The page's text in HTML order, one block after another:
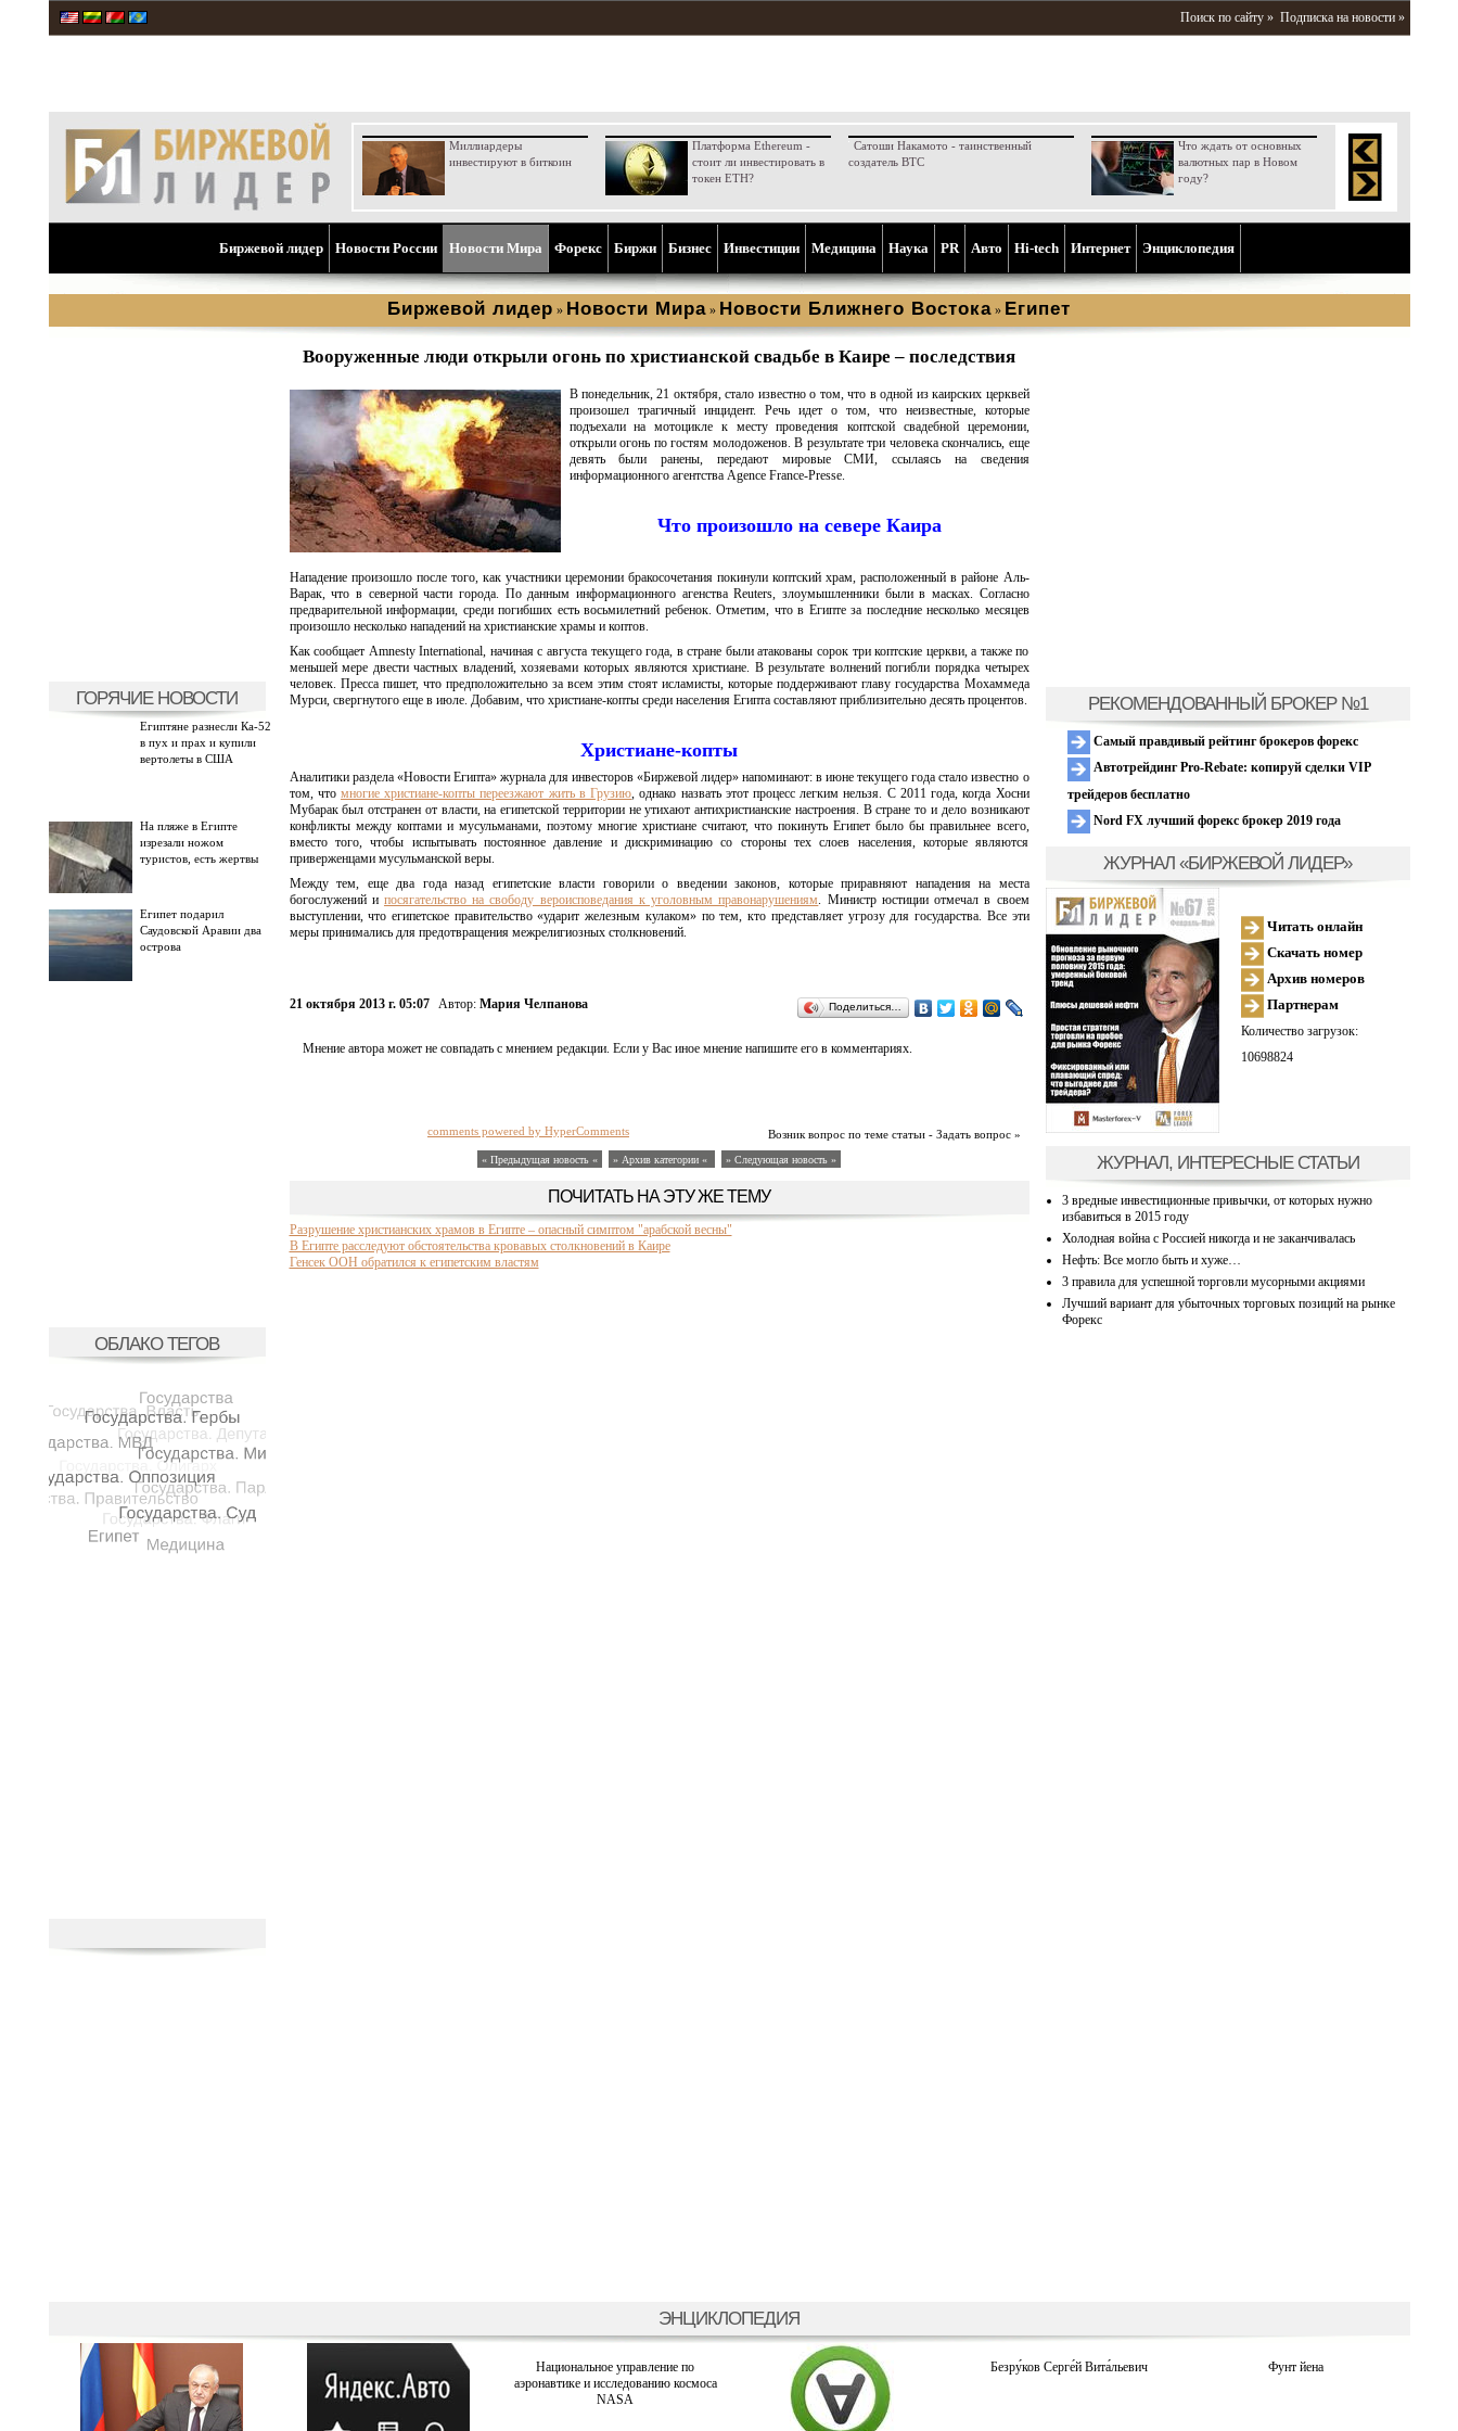
Поиск по сайту » Подписка на новости »
Миллиардеры
инвестируют в биткоин
Платформа Ethereum -
стоит ли инвестировать в
токен ETH?
Сатоши Накамото - таинственный
создатель BTC
Что ждать от основных
валютных пар в Новом
году?
Биржевой лидер Новости России Новости Мира Форекс Биржи Бизнес Инвестиции Медицина Наука PR Aвто Hi-tech Интернет Энциклопедия
Биржевой лидер » Новости Мира » Новости Ближнего Востока » Египет
ГОРЯЧИЕ НОВОСТИ
Египтяне разнесли Ка-52
в пух и прах и купили
вертолеты в США
На пляже в Египте
изрезали ножом
туристов, есть жертвы
Египет подарил
Саудовской Аравии два
острова
ОБЛАКО ТЕГОВ
Вооруженные люди открыли огонь по христианской свадьбе в Каире – последствия
В понедельник, 21 октября, стало известно о том, что в одной из каирских церквей
произошел трагичный инцидент. Речь идет о том, что неизвестные, которые
подъехали на мотоцикле к месту проведения коптской свадебной церемонии,
открыли огонь по гостям молодоженов. В результате три человека скончались, еще
девять были ранены, передают мировые СМИ, ссылаясь на сведения
информационного агентства Agence France-Presse.
Что произошло на севере Каира
Нападение произошло после того, как участники церемонии бракосочетания покинули коптский храм, расположенный в районе Аль-
Варак, что в северной части города. По данным информационного агенства Reuters, злоумышленники были в масках. Согласно
предварительной информации, среди погибших есть восьмилетний ребенок. Отметим, что в Египте за последние несколько месяцев
произошло несколько нападений на христианские храмы и коптов.
Как сообщает Amnesty International, начиная с августа текущего года, в стране были атакованы сорок три коптские церкви, а также по
меньшей мере двести частных владений, хозяевами которых являются христиане. В результате волнений погибли порядка четырех
человек. Пресса пишет, что предположительно за всем этим стоят исламисты, которые поддерживают главу государства Мохаммеда
Мурси, свергнутого еще в июле. Добавим, что христиане-копты среди населения Египта составляют приблизительно десять процентов.
Христиане-копты
Аналитики раздела «Новости Египта» журнала для инвесторов «Биржевой лидер» напоминают: в июне текущего года стало известно о
том, что многие христиане-копты переезжают жить в Грузию, однако назвать этот процесс легким нельзя. С 2011 года, когда Хосни
Мубарак был отстранен от власти, на египетской территории не утихают антихристианские настроения. В стране то и дело возникают
конфликты между коптами и мусульманами, поэтому многие христиане считают, что покинуть Египет было бы правильнее всего,
вместо того, чтобы испытывать постоянное давление и дискриминацию со стороны тех слоев населения, которые являются
приверженцами мусульманской веры.
Между тем, еще два года назад египетские власти говорили о введении законов, которые приравняют нападения на места
богослужений и посягательство на свободу вероисповедания к уголовным правонарушениям. Министр юстиции отмечал в своем
выступлении, что египетское правительство «ударит железным кулаком» по тем, кто представляет угрозу для государства. Все эти
меры принимались для предотвращения межрелигиозных столкновений.
21 октября 2013 г. 05:07 Автор: Мария Челпанова Поделиться…
Мнение автора может не совпадать с мнением редакции. Если у Вас иное мнение напишите его в комментариях.
Возник вопрос по теме статьи - Задать вопрос »
comments powered by HyperComments
« Предыдущая новость « » Архив категории « » Следующая новость »
ПОЧИТАТЬ НА ЭТУ ЖЕ ТЕМУ
Разрушение христианских храмов в Египте – опасный симптом "арабской весны"
В Египте расследуют обстоятельства кровавых столкновений в Каире
Генсек ООН обратился к египетским властям
РЕКОМЕНДОВАННЫЙ БРОКЕР №1
Самый правдивый рейтинг брокеров форекс
Автотрейдинг Pro-Rebate: копируй сделки VIP
трейдеров бесплатно
Nord FX лучший форекс брокер 2019 года
ЖУРНАЛ «БИРЖЕВОЙ ЛИДЕР»
Читать онлайн
Скачать номер
Архив номеров
Партнерам
Количество загрузок:
10698824
ЖУРНАЛ, ИНТЕРЕСНЫЕ СТАТЬИ
3 вредные инвестиционные привычки, от которых нужно
избавиться в 2015 году
Холодная война с Россией никогда и не заканчивалась
Нефть: Все могло быть и хуже…
3 правила для успешной торговли мусорными акциями
Лучший вариант для убыточных торговых позиций на рынке
Форекс
ЭНЦИКЛОПЕДИЯ
Национальное управление по
аэронавтике и исследованию космоса
NASA
Безру́ков Серге́й Вита́льевич Фунт йена